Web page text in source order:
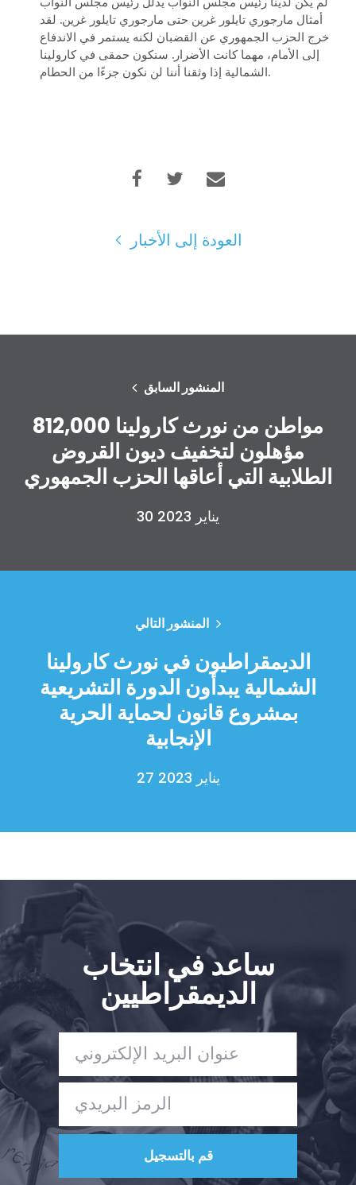
الصفحة الرئيسية
العمل معنا
أمثال مارجوري تايلور غرين حتى مارجوري تايلور غرين. لقد
خرج الحزب الجمهوري عن القضبان لكنه يستمر في الاندفاع
إلى الأمام، مهما كانت الأضرار. سنكون حمقى في كارولينا
الشمالية إذا وثقنا أننا لن نكون جزءًا من الحطام.
العودة إلى الأخبار
المنشور السابق
812,000 مواطن من نورث كارولينا
مؤهلون لتخفيف ديون القروض
الطلابية التي أعاقها الحزب الجمهوري
30 يناير 2023
المنشور التالي
الديمقراطيون في نورث كارولينا
الشمالية يبدأون الدورة التشريعية
بمشروع قانون لحماية الحرية
الإنجابية
27 يناير 2023
ساعد في انتخاب
الديمقراطيين